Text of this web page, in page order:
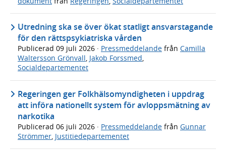
Utredning ska se över ökat statligt ansvarstagande
för den rättspsykiatriska vården
Publicerad 09 juli 2026 · Pressmeddelande från Camilla
Waltersson Grönvall, Jakob Forssmed,
Socialdepartementet
Regeringen ger Folkhälsomyndigheten i uppdrag
att införa nationellt system för avloppsmätning av
narkotika
Publicerad 06 juli 2026 · Pressmeddelande från Gunnar
Strömmer, Justitiedepartementet